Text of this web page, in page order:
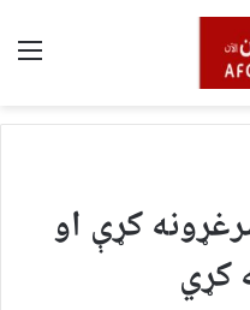
کړې او
کړي